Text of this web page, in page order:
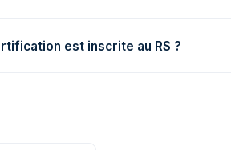
est inscrite au RS ?